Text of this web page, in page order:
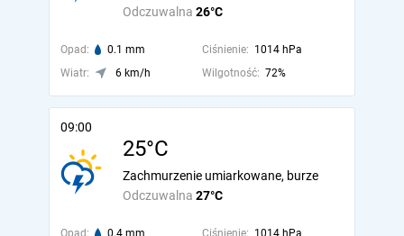
Odczuwalna 26°C
Opad: 0.1 mm Ciśnienie: 1014 hPa
Wiatr:
6 km/h Wilgotność: 72%
09:00
25°C
Odczuwalna 27°C
Zachmurzenie umiarkowane, burze
Opad: 0.4 mm Ciśnienie: 1014 hPa